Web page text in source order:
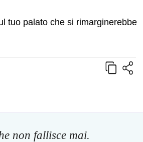
tuo palato che si rimarginerebbe
non fallisce mai.